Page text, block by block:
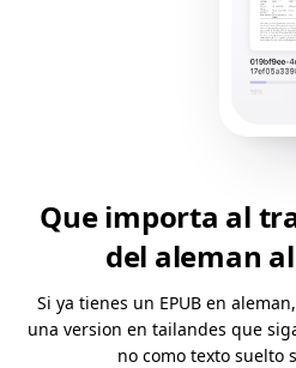
Que importa al
del aleman
Si ya tienes un EPUB en
una version en tailandes que
no como texto suelto